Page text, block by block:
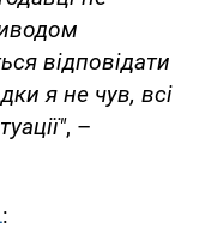
відповідати
я не чув, всі
, –
: